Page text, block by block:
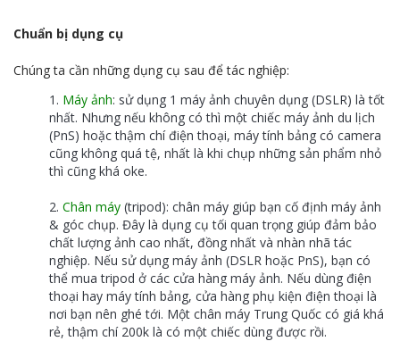
Chuẩn bị dụng cụ
Chúng ta cần những dụng cụ sau để tác nghiệp:
Máy ảnh: sử dụng 1 máy ảnh chuyên dụng (DSLR) là tốt
nhất. Nhưng nếu không có thì một chiếc máy ảnh du lịch
(PnS) hoặc thậm chí điện thoại, máy tính bảng có camera
cũng không quá tệ, nhất là khi chụp những sản phẩm nhỏ
thì cũng khá oke.
Chân máy (tripod): chân máy giúp bạn cố định máy ảnh
& góc chụp. Đây là dụng cụ tối quan trọng giúp đảm bảo
chất lượng ảnh cao nhất, đồng nhất và nhàn nhã tác
nghiệp. Nếu sử dụng máy ảnh (DSLR hoặc PnS), bạn có
thể mua tripod ở các cửa hàng máy ảnh. Nếu dùng điện
thoại hay máy tính bảng, cửa hàng phụ kiện điện thoại là
nơi bạn nên ghé tới. Một chân máy Trung Quốc có giá khá
rẻ, thậm chí 200k là có một chiếc dùng được rồi.